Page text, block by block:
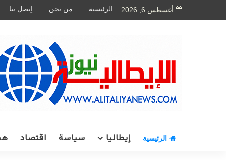
أغسطس 6, 2026 الرئيسية من نحن اِتصل بنا
الرئيسية إيطاليا سياسة اقتصاد